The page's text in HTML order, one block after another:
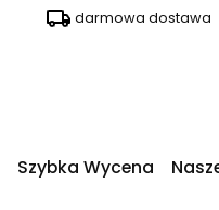
darmowa dostawa
Szybka Wycena